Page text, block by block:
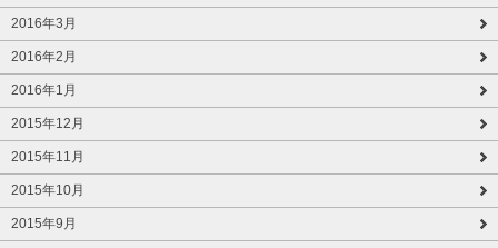
2016年3月
2016年2月
2016年1月
2015年12月
2015年11月
2015年10月
2015年9月